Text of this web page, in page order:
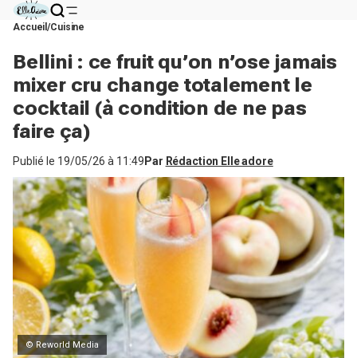
Accueil Cuisine
Bellini : ce fruit qu’on n’ose jamais
mixer cru change totalement le
cocktail (à condition de ne pas
faire ça)
Publié le 19/05/26 à 11:49 Par Rédaction Elle adore
© Reworld Media